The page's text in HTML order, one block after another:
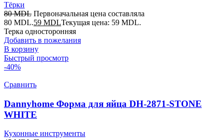
Тёрки
80MDL Первоначальная цена составляла
80 MDL.59 MDLТекущая цена: 59 MDL.
Терка односторонняя
Добавить в пожелания
В корзину
Быстрый просмотр
-40%
Сравнить
Dannyhome Форма для яйца DH-2871-STONE
WHITE
Кухонные инструменты